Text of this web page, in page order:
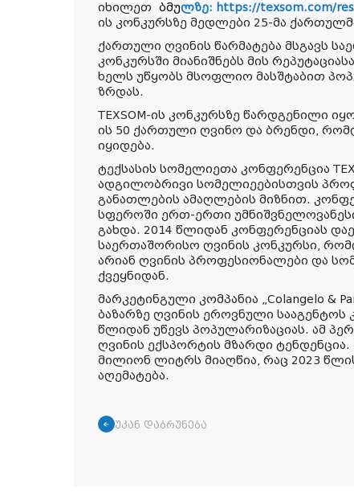
იხილეთ ბმულზე: https://texsom.com/res
ის კონკურსზე მედლები 25-მა
ქართული ღვინის წარმატება მსგავს
კონკურსში მიანიშნებს მის
ხელს უწყობს მსოფლიო მასშტაბით
ზრდას.
TEXSOM-ის კონკურსზე წარდგენილი
ის 50 ქართული ღვინო და ბრენდი,
იყიდება.
ტექსასის სომელიეთა კონფერენცია
ადგილობრივი სომელიეებისთვის
განათლების ამაღლების მიზნით.
სფეროში ერთ-ერთი
გახდა. 2014 წლიდან კონფერენციას
საერთაშორისო ღვინის კონკურსი,
არიან ღვინის პროფესიონალები და
ქვეყნიდან.
მარკეტინგული კომპანია „Colangelo &
ბაზარზე ღვინის ეროვნული
წლიდან უწევს პოპულარიზაციას. ამ
ღვინის ექსპორტის მზარდი ტენდენცია.
მილიონ ლიტრს მიაღწია, რაც 2023
აღემატება.
უკან დაბრუნება